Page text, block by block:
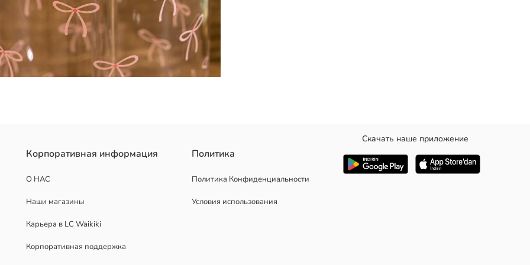
Корпоративная информация
О НАС
Наши магазины
Карьера в LC Waikiki
Корпоративная поддержка
Политика
Политика Конфиденциальности
Условия использования
Скачать наше приложение